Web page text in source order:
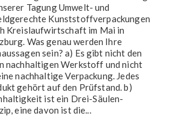
Tagung Umwelt- und
Kunststoffverpackungen
Kreislaufwirtschaft im Mai in
Was genau werden Ihre
sein? a) Es gibt nicht den
nachhaltigen Werkstoff und nicht
nachhaltige Verpackung. Jedes
gehört auf den Prüfstand. b)
ist ein Drei-Säulen-
eine davon ist die...